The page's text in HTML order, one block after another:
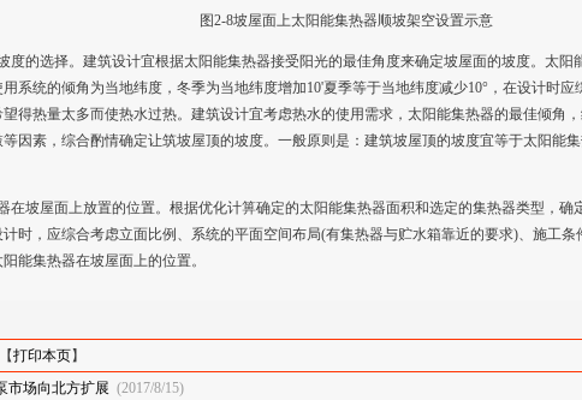
图2-8坡屋面上太阳能集热器顺坡架空设置示意
度的选择。建筑设计宜根据太阳能集热器接受阳光的最佳角度来确定坡屋面的坡度。太阳
用 系统的倾角为当地纬度，冬季为当地纬度增加10'夏季等于当地纬度减少10°，在设计时应
望得热量太多而使热水过热。 建筑设计宜考虑热水的使用 需求，太阳能集热器的最佳倾角 ，
等因素， 综合酌情确定让筑坡屋顶的坡度。 一般原则 是 ： 建筑坡屋顶的坡度宜等于太阳能
在坡屋面上放置的位置。根据优化计箅确定的太阳能集热器面积和选定的集热器类型， 确
时，应综合考虑立面比例、系统的平面空间布局(有集热器与贮水箱靠近的要求)、施工条
阳能集热器在坡屋面上的位置。
打印本页】
市场向北方扩展 (2017/8/15)